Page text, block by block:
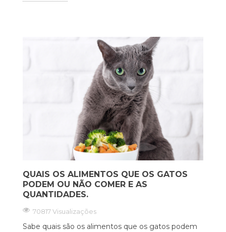
QUAIS OS ALIMENTOS QUE OS GATOS
PODEM OU NÃO COMER E AS
QUANTIDADES.
70817 Visualizações
Sabe quais são os alimentos que os gatos podem